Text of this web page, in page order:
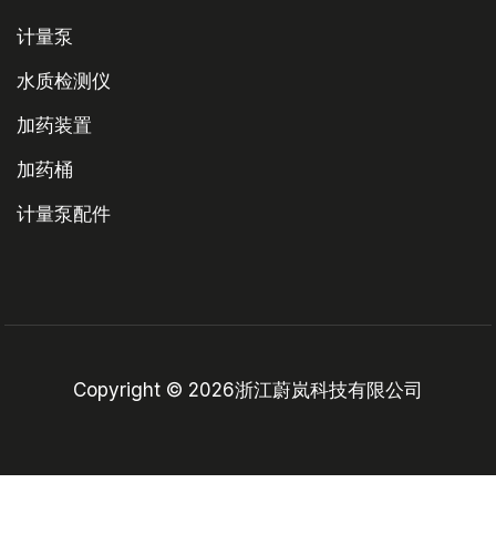
计量泵
水质检测仪
加药装置
加药桶
计量泵配件
Copyright © 2026浙江蔚岚科技有限公司